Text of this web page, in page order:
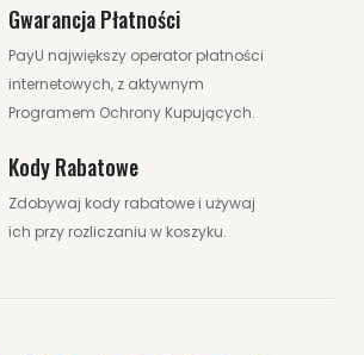
Gwarancja Płatności
PayU największy operator płatności
internetowych, z aktywnym
Programem Ochrony Kupujących.
Kody Rabatowe
Zdobywaj kody rabatowe i używaj
ich przy rozliczaniu w koszyku.